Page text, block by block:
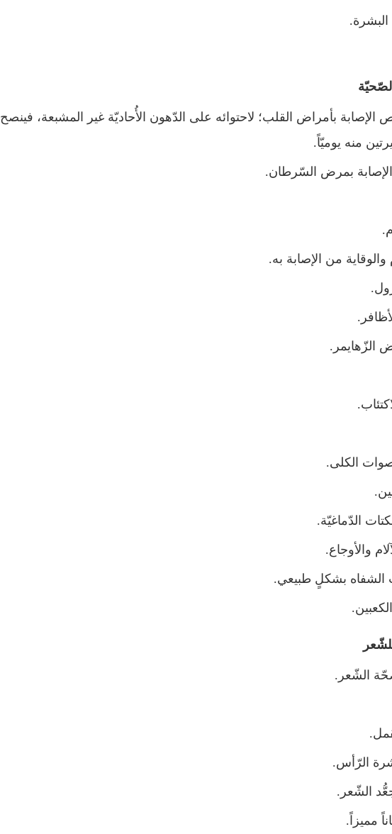
الإصابة بأمراض القلب؛ لاحتوائه على الدّهون الأُحاديّة غير المشبعة، فينصح
منه يوميّاً.
الإصابة بمرض السّرطان.
من الإصابة به.
الزّهايمر.
الكلى.
الدّماغيّة.
والأوجاع.
الشفاه بشكلٍ طبيعي.
الشّعر.
الرّأس.
الشّعر.
مميزاً.